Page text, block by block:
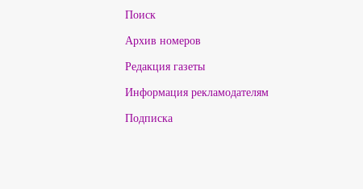
Поиск
Архив номеров
Редакция газеты
Информация рекламодателям
Подписка